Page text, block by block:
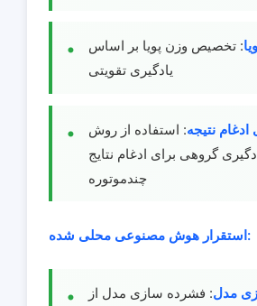
: تخصیص وزن پویا بر اساس
یادگیری تقویتی
نتیجه: استفاده از روش
گروهی برای ادغام نتایج
چندموتوره
استقرار هوش مصنوعی محلی شده:
مدل: فشرده سازی مدل از